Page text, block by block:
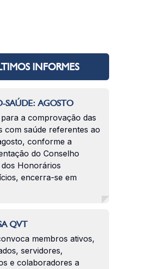
INFORMES
SAÚDE: AGOSTO
a comprovação das
com saúde referentes ao
conforme a
do Conselho
Honorários
encerra-se em
QVT
membros ativos,
servidores,
e colaboradores a